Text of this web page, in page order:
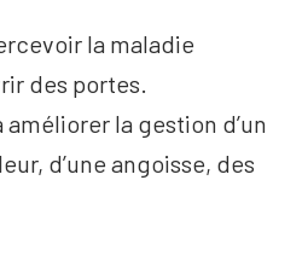
la maladie
des portes.
la gestion d’un
d’une angoisse, des